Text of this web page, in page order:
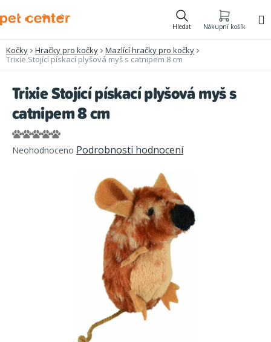
na
Hledat Nákupní košík
Kočky Hračky pro kočky
Mazlící hračky pro kočky
Trixie Stojící pískací plyšová myš s catnipem 8 cm
Trixie Stojící pískací plyšová myš s
catnipem 8 cm
Průměrné
hodnocení
Neohodnoceno Podrobnosti hodnocení